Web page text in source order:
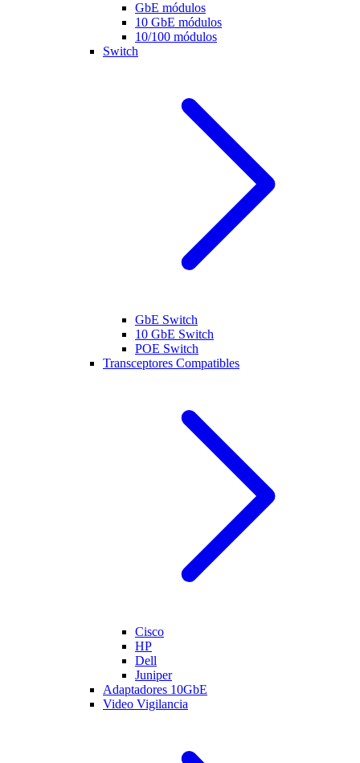
GbE módulos
10 GbE módulos
10/100 módulos
Switch
GbE Switch
10 GbE Switch
POE Switch
Transceptores Compatibles
Cisco
HP
Dell
Juniper
Adaptadores 10GbE
Video Vigilancia